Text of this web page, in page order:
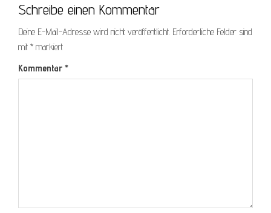
Schreibe einen Kommentar
Deine E-Mail-Adresse wird nicht veröffentlicht. Erforderliche Felder sind
mit * markiert
Kommentar *